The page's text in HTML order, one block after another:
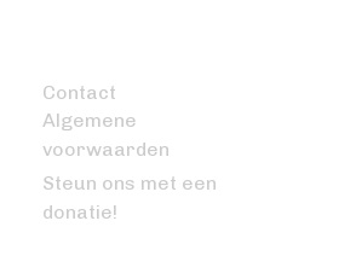
Contact
Algemene
voorwaarden
Steun ons met een
donatie!